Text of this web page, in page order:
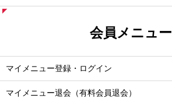
会員メニュー
マイメニュー登録・ログイン
マイメニュー退会（有料会員退会）